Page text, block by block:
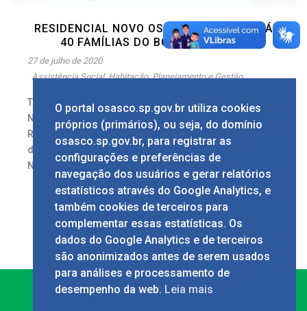
RESIDENCIAL NOVO OSASCO BENEFICIARÁ
40 FAMÍLIAS DO BOLSA ALUGUEL
27 de julho de 2020
Assistência Social,Habitação,Planejamento e Gestão
Texto: Lucas Pedrosa Imagens: Marcelo Deck
Na sexta-feira, 24/7, o prefeito de Osasco,
Rogério Lins, vistoriou o andamento das obras
de construção dos 40 apartamentos do Conjunto
Novo [...]
O portal osasco.sp.gov.br utiliza cookies
próprios (primários), ou seja, do domínio
osasco.sp.gov.br, para registrar as
configurações e preferências de
navegação dos usuários e gerar relatórios
estatísticos através do Google Analytics, e
também cookies de terceiros para
complementar essas estatísticas. Os
dados do Google Analytics e de terceiros
são anonimizados antes de serem usados
para análises e processamento de
desempenho da web. Leia mais